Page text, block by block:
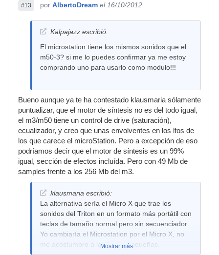
#13 por AlbertoDream el 16/10/2012
Kalpajazz escribió:
El microstation tiene los mismos sonidos que el
m50-3? si me lo puedes confirmar ya me estoy
comprando uno para usarlo como modulo!!!
Bueno aunque ya te ha contestado klausmaria sólamente
puntualizar, que el motor de síntesis no es del todo igual,
el m3/m50 tiene un control de drive (saturación),
ecualizador, y creo que unas envolventes en los lfos de
los que carece el microStation. Pero a excepción de eso
podríamos decir que el motor de síntesis es un 99%
igual, sección de efectos incluída. Pero con 49 Mb de
samples frente a los 256 Mb del m3.
klausmaria escribió:
La alternativa sería el Micro X que trae los
sonidos del Triton en un formato más portátil con
teclas de tamaño normal pero sin secuenciador.
Yo cambiaría el Microstation por el Micro X, no
me acostumbro a las teclas pequeñas.
Mostrar más